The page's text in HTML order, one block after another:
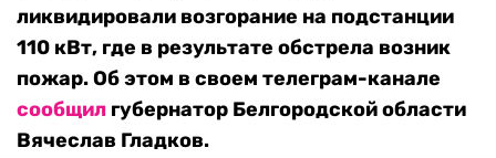
ликвидировали возгорание на подстанции
110 кВт, где в результате обстрела возник
пожар. Об этом в своем телеграм-канале
сообщил губернатор Белгородской области
Вячеслав Гладков.